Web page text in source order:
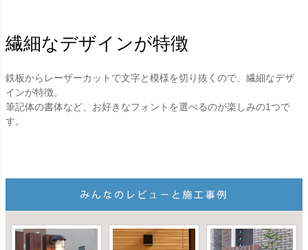
繊細なデザインが特徴
鉄板からレーザーカットで文字と模様を切り抜くので、繊細なデザ
インが特徴。
筆記体の書体など、お好きなフォントを選べるのが楽しみの1つで
す。